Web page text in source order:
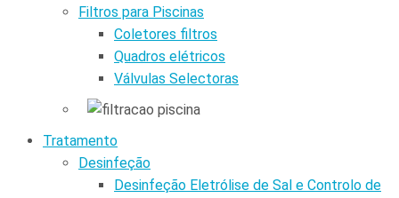
Filtros para Piscinas
Coletores filtros
Quadros elétricos
Válvulas Selectoras
Tratamento
Desinfeção
Desinfeção Eletrólise de Sal e Controlo de